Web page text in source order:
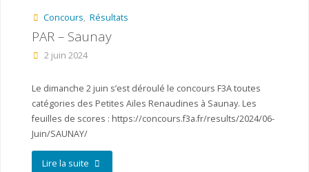
Concours, Résultats
PAR – Saunay
2 juin 2024
Le dimanche 2 juin s’est déroulé le concours F3A toutes
catégories des Petites Ailes Renaudines à Saunay. Les
feuilles de scores : https://concours.f3a.fr/results/2024/06-
Juin/SAUNAY/
Lire la suite"PAR